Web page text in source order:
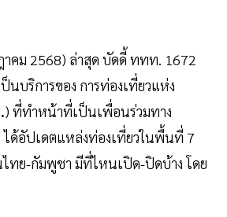
คม 2568) ล่าสุด บัดดี้ ททท. 1672
นบริการของ การท่องเที่ยวแห่ง
) ที่ทำหน้าที่เป็นเพื่อนร่วมทาง
ได้อัปเดตแหล่งท่องเที่ยวในพื้นที่ 7
ทย-กัมพูชา มีที่ไหนเปิด-ปิดบ้าง โดย